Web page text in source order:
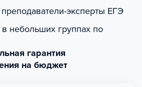
эксперты ЕГЭ
в небольших группах по
гарантия
на бюджет